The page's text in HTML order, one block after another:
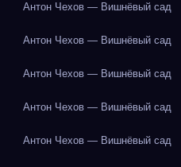
Антон Чехов — Вишнёвый сад
Антон Чехов — Вишнёвый сад
Антон Чехов — Вишнёвый сад
Антон Чехов — Вишнёвый сад
Антон Чехов — Вишнёвый сад